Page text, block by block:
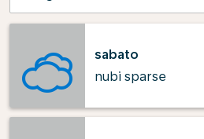
sabato
nubi sparse